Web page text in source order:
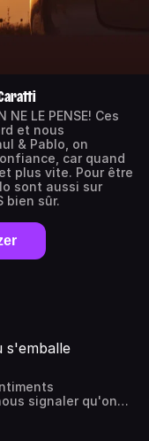
NE LE PENSE! Ces
et nous
& Pablo, on
car quand
plus vite. Pour être
sont aussi sur
bien sûr.
s'emballe
signaler qu'on
d'excitation
la bonne voie,